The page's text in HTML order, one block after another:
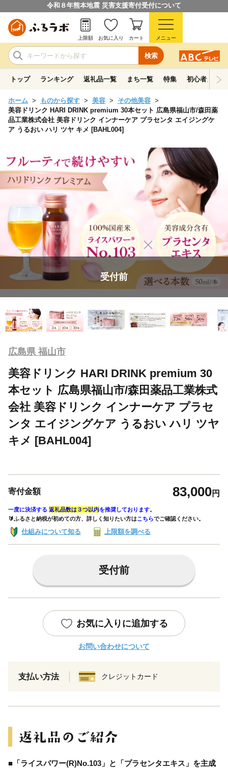
令和８年熊本地震 災害支援寄付受付について
検索
上限額 お気に入り カート メニュー
トップ ランキング 返礼品一覧 まち一覧 特集 初心者ガイド
ホーム ものから探す 美容
その他美容
美容ドリンク HARI DRINK premium 30本セット 広島県福山市/森田薬
品工業株式会社 美容ドリンク インナーケア プラセンタ エイジングケ
ア うるおい ハリ ツヤ キメ [BAHL004]
受付前
広島県 福山市
美容ドリンク HARI DRINK premium 30
本セット 広島県福山市/森田薬品工業株式
会社 美容ドリンク インナーケア プラセ
ンタ エイジングケア うるおい ハリ ツヤ
キメ [BAHL004]
寄付金額 83,000円
一度に決済する 返礼品数は３つ以内を推奨しております。
🔰ふるさと納税が初めての方、詳しく知りたい方はこちらでご確認ください。
仕組みについて知る 上限額を調べる
受付前
お気に入りに追加する
お問い合わせについて
支払い方法 クレジットカード
■「ライスパワー(R)No.103」と「プラセンタエキス」を主成